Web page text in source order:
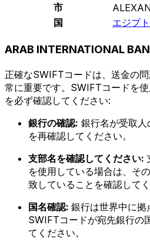
市
国
エジプト
ARAB INTERNATIONAL
正確なSWIFTコードは、送金の
常に重要です。SWIFTコードを
を必ず確認してください:
銀行の確認: 銀行名が受取
を再確認してください。
支部名を確認してください:
を使用している場合は、そ
致していることを確認してく
国名確認: 銀行は世界中に拠
SWIFTコードが宛先銀行の
てください。